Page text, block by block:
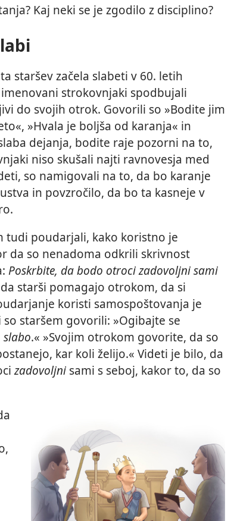
Kaj neki se je zgodilo z disciplino?
staršev začela slabeti v 60. letih
strokovnjaki spodbujali
do svojih otrok. Govorili so »Bodite jim
»Hvala je boljša od karanja« in
dejanja, bodite raje pozorni na to,
niso skušali najti ravnovesja med
so namigovali na to, da bo karanje
in povzročilo, da bo ta kasneje v
tudi poudarjali, kako koristno je
da so nenadoma odkrili skrivnost
Poskrbite, da bodo otroci zadovoljni sami
starši pomagajo otrokom, da si
koristi samospoštovanja je
staršem govorili: »Ogibajte se
slabo.« »Svojim otrokom govorite, da so
kar koli želijo.« Videti je bilo, da
zadovoljni sami s seboj, kakor to, da so